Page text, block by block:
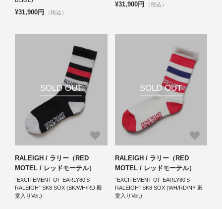
¥31,900円 （税込）
¥31,900円 （税込）
SOLD OUT
RALEIGH / ラリー（RED
MOTEL / レッドモーテル）
“EXCITEMENT OF EARLY80’S
RALEIGH” SK8 SOX (BK/WH/RD 殿
堂入りVer.)
SOLD OUT
RALEIGH / ラリー（RED
MOTEL / レッドモーテル）
“EXCITEMENT OF EARLY80’S
RALEIGH” SK8 SOX (WH/RD/NY 殿
堂入りVer.)